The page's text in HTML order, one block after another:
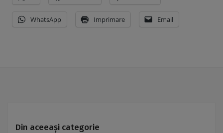
WhatsApp Imprimare Email
Din aceeași categorie